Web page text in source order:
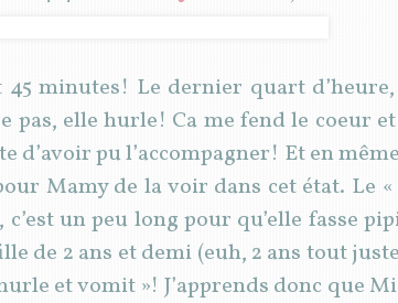
minutes! Le dernier quart d’heure,
elle hurle! Ca me fend le coeur
d’avoir pu l’accompagner! Et en
Mamy de la voir dans cet état. Le
un peu long pour qu’elle fasse
de 2 ans et demi (euh, 2 ans tout
et vomit »! J’apprends donc que